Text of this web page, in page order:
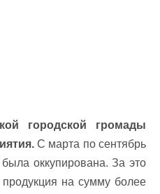
городской громады
С марта по сентябрь
оккупирована. За это
на сумму более